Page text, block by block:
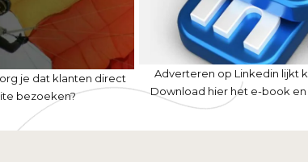
je dat klanten direct
bezoeken?
Adverteren op Linkedin lijkt
Download hier het e-book